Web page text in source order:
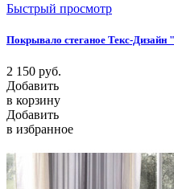
Быстрый просмотр
Покрывало стеганое Текс-
2 150 руб.
Добавить
в корзину
Добавить
в избранное